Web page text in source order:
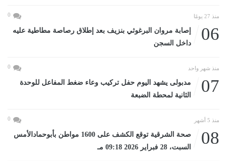
منذ 27 يومًا 0
06
إصابة مروان البرغوثي بنزيف بعد إطلاق رصاصة مطاطية عليه
داخل السجن
منذ شهر واحد 0
07
مدبولى يشهد اليوم حفل تركيب وعاء ضغط المفاعل للوحدة
الثانية لمحطة الضبعة
منذ 5 أشهر 0
08
صحة الشرقية توقع الكشف على 1600 مواطن بأبوحمادالأمس
السبت، 28 فبراير 2026 09:18 مـ